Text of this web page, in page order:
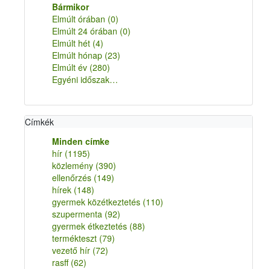
Bármikor
Elmúlt órában (0)
Elmúlt 24 órában (0)
Elmúlt hét (4)
Elmúlt hónap (23)
Elmúlt év (280)
Egyéni időszak…
Címkék
Minden címke
hír (1195)
közlemény (390)
ellenőrzés (149)
hírek (148)
gyermek közétkeztetés (110)
szupermenta (92)
gyermek étkeztetés (88)
termékteszt (79)
vezető hír (72)
rasff (62)